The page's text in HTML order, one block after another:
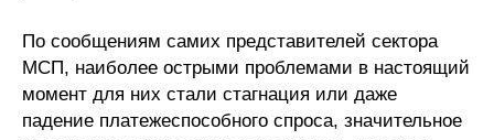
По сообщениям самих представителей сектора
МСП, наиболее острыми проблемами в настоящий
момент для них стали стагнация или даже
падение платежеспособного спроса, значительное